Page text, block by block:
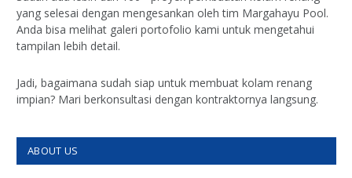
yang selesai dengan mengesankan oleh tim Margahayu Pool.
Anda bisa melihat galeri portofolio kami untuk mengetahui
tampilan lebih detail.
Jadi, bagaimana sudah siap untuk membuat kolam renang
impian? Mari berkonsultasi dengan kontraktornya langsung.
ABOUT US